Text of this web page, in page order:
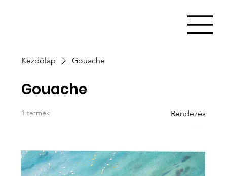
Kezdőlap Gouache
Gouache
1 termék Rendezés